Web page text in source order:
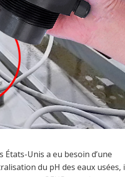
Unis a eu besoin d’une
du pH des eaux usées,